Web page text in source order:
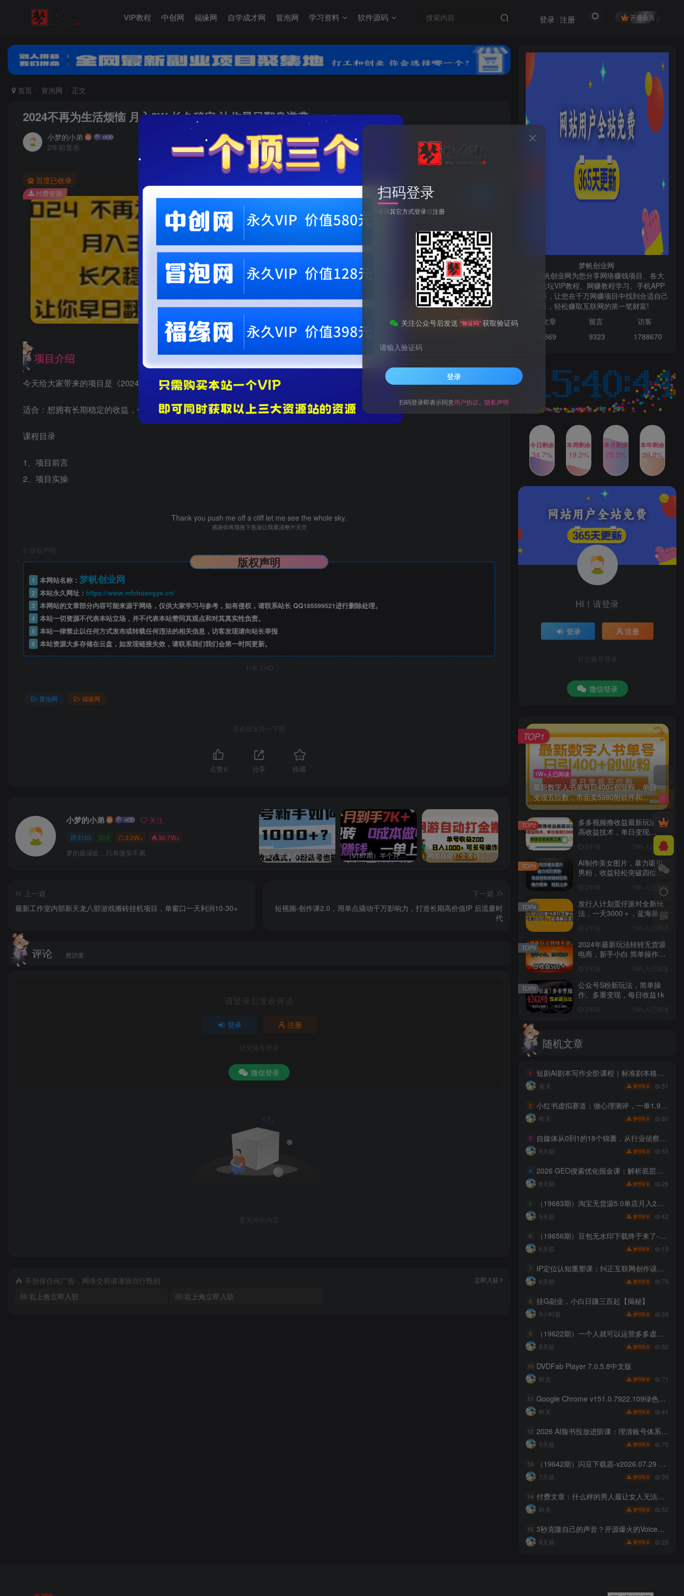
VIP教程 中创网 福缘网 自学成才网 冒泡网 学习资料 软件源码 开通会员
登录 注册
首页 冒泡网 正文
2024不再为生活烦恼 月入3W 长久稳定 让你早日翻身逆袭
小梦的小弟
2年前发布
关注
0 40 6
百度已收录
2024不再为生活烦恼 月入3W 长久稳定 让你早日翻身逆袭
此内容为付费资源，请付费后查看
会员专属资源
黄金会员 免费 钻石会员免费
您暂无购买权限，请先开通会员
付费资源
项目介绍
今天给大家带来的项目是《2024不再为生活烦恼 月入3W 长久稳定 让你早日翻身逆袭》
适合：想拥有长期稳定的收益，创造属于自己的事业
课程目录
1、项目前言
2、项目实操
Thank you push me off a cliff let me see the whole sky.
感谢你将我推下悬崖让我看清整片天空
版权声明
版权声明
1 本网站名称： 梦帆创业网
2 本站永久网址： https://www.mfchuangye.cn/
3 本网站的文章部分内容可能来源于网络，仅供大家学习与参考，如有侵权，请联系站长 QQ185599521进行删除处理。
4 本站一切资源不代表本站立场，并不代表本站赞同其观点和对其真实性负责。
5 本站一律禁止以任何方式发布或转载任何违法的相关信息，访客发现请向站长举报
6 本站资源大多存储在云盘，如发现链接失效，请联系我们我们会第一时间更新。
THE END
冒泡网 福缘网
喜欢就支持一下吧
点赞 6 分享 收藏
小梦的小弟 关注
3155 0 3.2W+ 36.7W+
梦的最深处，只有微笑不累 懒人领域·今日头条项目玩法，头条中视频项目，单号收益在50—500可批量￼ （9187期）半个月收益7K+，无脑搬砖，0成本做中间商，转手就赚钱，一单上百块，单… 网游自动打金搬砖，单号收益200 日入1000+ 无脑操作 115浏览器电脑版 v27.0.6.3官方版115产品专属客户端，内核升级，提供更快速、更稳定的浏览体验。
上一篇
最新工作室内部新天龙八部游戏搬砖挂机项目，单窗口一天利润10-30+
下一篇
短视频-创作课2.0，用单点撬动千万影响力，打造长期高价值IP 后流量时
代
评论 抢沙发
请登录后发表评论
登录 注册
社交账号登录
微信登录
暂无评论内容
不担保任何广告，网络交易请谨慎自行甄别 立即入驻
右上角立即入驻 右上角立即入驻
HI！请登录
登录
多多视频撸收益最新玩法，
高收益技术，单日变现
2000+，附赠全套技术资料
2年前 1W+人已阅读
男粉，收益轻松突破四位
数，操作简单 上手难度低
2年前 1W+人已阅读
TOP3
法，一天3000＋，蓝海暴力
2年前 1W+人已阅读
TOP4
2024年最新玩法转转无货源
电商，新手小白 简单操作，
长期稳定 日收入500＋
2年前
公众号S粉新玩法，简单操
作、多重变现，每日收益1k
2年前
梦帆创业网
梦帆创业网为您分享网络赚钱项目、各大
网赚论坛VIP教程、网赚教程学习、手机APP
赚钱等，让您在千万网赚项目中找到合适自己
的项目，轻松赚取互联网的第一笔财富!
文章 留言 访客
6869 9323 1788670
今日剩余
34.7%
本周剩余
19.2%
本月剩余
75.3%
本年剩余
39.8%
HI！请登录
登录 注册
社交账号登录
微信登录
1W+人已阅读
最新数字人书单号日400+创业粉，单日
变现五位数，市面卖5980附软件和...
TOP1
多多视频撸收益最新玩法，
高收益技术，单日变现
2000+，附赠全套技术资料
2年前 1W+人已阅读
TOP2
AI制作美女图片，暴力吸引
男粉，收益轻松突破四位
2年前 1W+人已阅读
TOP3
发行人计划蛋仔派对全新玩
法，一天3000＋，蓝海暴力
2年前 1W+人已阅读
TOP4
2024年最新玩法转转无货源
电商，新手小白 简单操作，
2年前 1W+人已阅读
TOP5
公众号S粉新玩法，简单操
作、多重变现，每日收益1k
2年前 1W+人已阅读
TOP6
随机文章
1 短剧AI剧本写作全阶课程｜标准剧本格式、AI写剧指令、投稿过稿技巧、网文改编、主线剧情把控、审稿避坑全套实操教学
前天 梦币9.9 51
2 小红书虚拟赛道：做心理测评，一单1.99，102天卖了2.4w+份，月到手1w+
昨天 梦币9.9 80
3 自媒体从0到1的18个锦囊，从行业侦察、矩阵运营到直播话术、起号实操，步步可落地的锦囊，实体老板转型必学
8天前 梦币9.9 53
4 2026 GEO搜索优化掘金课：解析底层流量逻辑，拆解企业落地模式与六步增长打法
8天前 梦币9.9 26
5 （19683期）淘宝无货源5.0单店月入2万-更新2026：开店防骗到下单发货，蓝海选品+三店循环玩法全掌握
5天前 梦币9.9 42
6 （19656期）豆包无水印下载终于来了-更新！支持豆包图片/视频，15 秒视频配置本地账户管理及批量下载，浏览器拓展
6天前 梦币9.9 19
7 IP定位认知重塑课：纠正互联网创作误区，深挖IP本质找寻专属个人打造心法
6天前 梦币9.9 79
8 挂G副业，小白日賺三百起【揭秘】
9小时前 梦币9.9 39
9 （19622期）一个人就可以运营多多虚拟矩阵，不用值守店铺，每日稳定日入 1000+
8天前 梦币9.9 82
10 DVDFab Player 7.0.5.8中文版
昨天 梦币9.9 71
11 Google Chrome v151.0.7922.109绿色便携版
昨天 梦币9.9 41
12 2026 AI脸书投放进阶课：理清账号体系搭建逻辑，用AI重构广告投放工作流（更新）
5天前 梦币9.9 70
13 （19642期）闪豆下载器-v2026.07.29 多平台视频批量下载软件
7天前 梦币9.9 39
14 付费文章：什么样的男人最让女人无法抵抗？
昨天 梦币9.9 52
15 3秒克隆自己的声音？开源爆火的Voicebox声音开源工具，实测体验超好，零部署小白也能直接用
8天前 梦币9.9 28
扫码登录
使用其它方式登录或注册
关注公众号后发送 “验证码” 获取验证码
请输入验证码
登录
扫码登录即表示同意用户协议 隐私声明